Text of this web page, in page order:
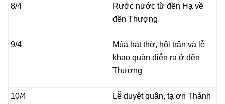
8/4
Rước nước từ đền Hạ về
đền Thượng
9/4
Múa hát thờ, hội trận và lễ
khao quân diễn ra ở đền
Thượng
10/4 Lễ duyệt quân, tạ ơn Thánh